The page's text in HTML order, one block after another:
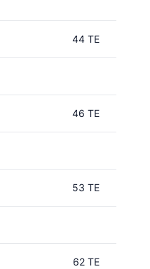
44 TE
46 TE
53 TE
62 TE